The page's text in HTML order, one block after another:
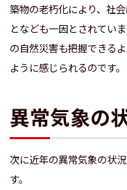
築物の老朽化により、社
となども一因とされてい
の自然災害も把握できる
ように感じられるのです。
異常気象の
次に近年の異常気象の状
す。